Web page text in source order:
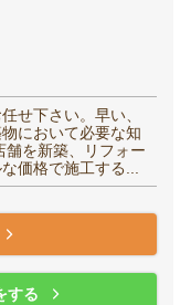
せ下さい。早い、
において必要な知
舗を新築、リフォー
価格で施工する...
する